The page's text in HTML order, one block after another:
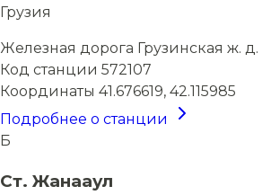
Грузия
Железная дорога Грузинская ж. д.
Код станции 572107
Координаты 41.676619, 42.115985
Подробнее о станции
Б
Ст. Жанааул